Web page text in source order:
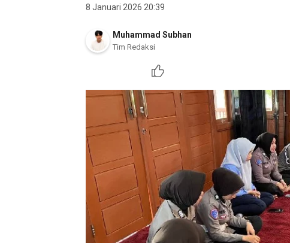
8 Januari 2026 20:39
Muhammad Subhan
Tim Redaksi